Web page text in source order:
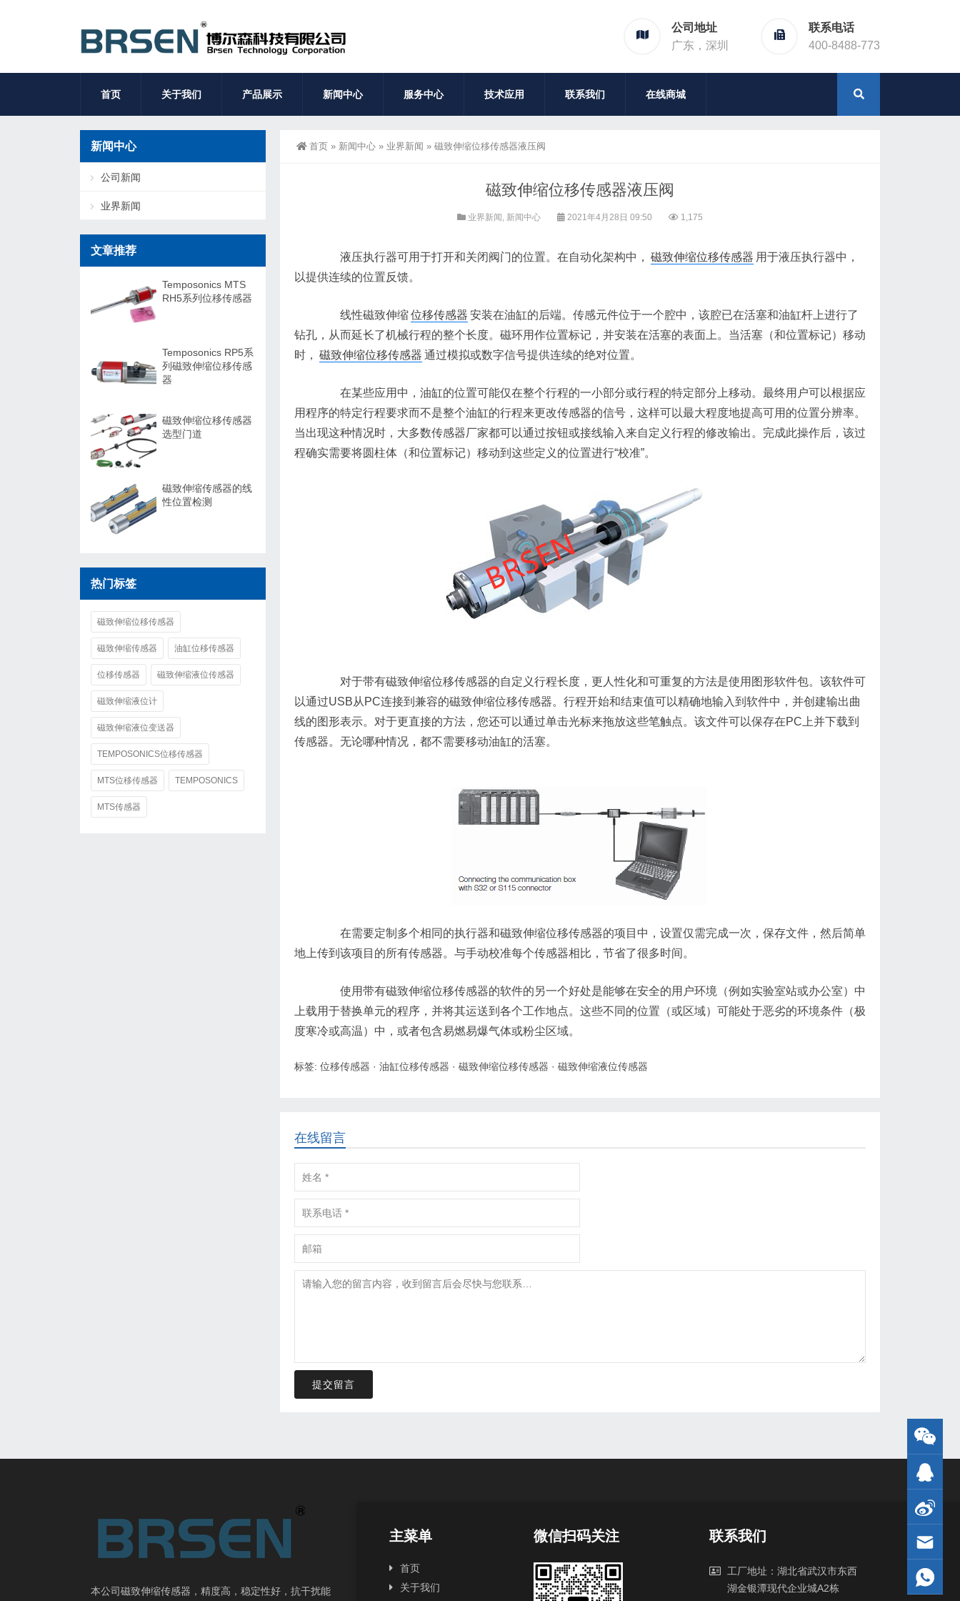
公司地址
广东，深圳
联系电话
400-8488-773
首页 关于我们 产品展示 新闻中心 服务中心 技术应用 联系我们 在线商城
首页 » 新闻中心 » 业界新闻 » 磁致伸缩位移传感器液压阀
磁致伸缩位移传感器液压阀
业界新闻 , 新闻中心 2021年4月28日 09:50 1,175
液压执行器可用于打开和关闭阀门的位置。在自动化架构中， 磁致伸缩位移传感器 用于液压执行器中，
以提供连续的位置反馈。
线性磁致伸缩位移传感器 安装在油缸的后端。传感元件位于一个腔中，该腔已在活塞和油缸杆上进行了
钻孔，从而延长了机械行程的整个长度。磁环用作位置标记，并安装在活塞的表面上。当活塞（和位置标记）移动
时， 磁致伸缩位移传感器 通过模拟或数字信号提供连续的绝对位置。
在某些应用中，油缸的位置可能仅在整个行程的一小部分或行程的特定部分上移动。最终用户可以根据应
用程序的特定行程要求而不是整个油缸的行程来更改传感器的信号，这样可以最大程度地提高可用的位置分辨率。
当出现这种情况时，大多数传感器厂家都可以通过按钮或接线输入来自定义行程的修改输出。完成此操作后，该过
程确实需要将圆柱体（和位置标记）移动到这些定义的位置进行“校准”。
对于带有磁致伸缩位移传感器的自定义行程长度，更人性化和可重复的方法是使用图形软件包。该软件可
以通过USB从PC连接到兼容的磁致伸缩位移传感器。行程开始和结束值可以精确地输入到软件中，并创建输出曲
线的图形表示。对于更直接的方法，您还可以通过单击光标来拖放这些笔触点。该文件可以保存在PC上并下载到
传感器。无论哪种情况，都不需要移动油缸的活塞。
在需要定制多个相同的执行器和磁致伸缩位移传感器的项目中，设置仅需完成一次，保存文件，然后简单
地上传到该项目的所有传感器。与手动校准每个传感器相比，节省了很多时间。
使用带有磁致伸缩位移传感器的软件的另一个好处是能够在安全的用户环境（例如实验室站或办公室）中
上载用于替换单元的程序，并将其运送到各个工作地点。这些不同的位置（或区域）可能处于恶劣的环境条件（极
度寒冷或高温）中，或者包含易燃易爆气体或粉尘区域。
标签: 位移传感器 · 油缸位移传感器 · 磁致伸缩位移传感器 · 磁致伸缩液位传感器
在线留言
提交留言
新闻中心
公司新闻
业界新闻
文章推荐
Temposonics MTS
RH5系列位移传感器
Temposonics RP5系
列磁致伸缩位移传感
器
磁致伸缩位移传感器
选型门道
磁致伸缩传感器的线
性位置检测
热门标签
磁致伸缩位移传感器
磁致伸缩传感器 油缸位移传感器
位移传感器 磁致伸缩液位传感器
磁致伸缩液位计
磁致伸缩液位变送器
TEMPOSONICS位移传感器
MTS位移传感器 TEMPOSONICS
MTS传感器
本公司磁致伸缩传感器，精度高，稳定性好，抗干扰能
主菜单
首页
关于我们
微信扫码关注 联系我们
工厂地址：湖北省武汉市东西
湖金银潭现代企业城A2栋